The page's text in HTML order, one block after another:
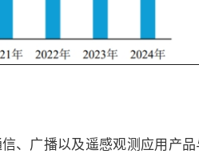
、广播以及遥感观测应用产